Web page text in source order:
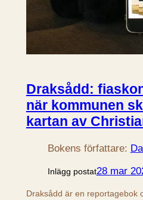
Draksådd:
när kommunen
kartan av
Bokens författare:
Inlägg postat28 mar
Draksådd är en reportagebok